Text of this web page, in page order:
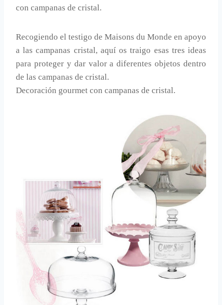
con campanas de cristal.
Recogiendo el testigo de Maisons du Monde en apoyo
a las campanas cristal, aquí os traigo esas tres ideas
para proteger y dar valor a diferentes objetos dentro
de las campanas de cristal.
Decoración gourmet con campanas de cristal.